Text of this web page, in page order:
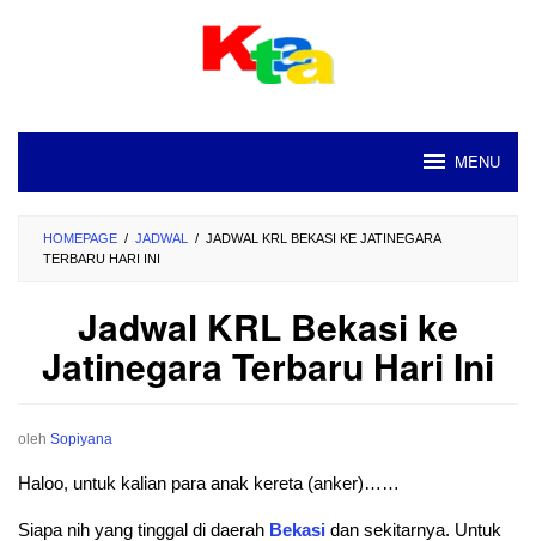
MENU
HOMEPAGE / JADWAL / JADWAL KRL BEKASI KE JATINEGARA
TERBARU HARI INI
Jadwal KRL Bekasi ke
Jatinegara Terbaru Hari Ini
oleh Sopiyana
Haloo, untuk kalian para anak kereta (anker)……
Siapa nih yang tinggal di daerah Bekasi dan sekitarnya. Untuk